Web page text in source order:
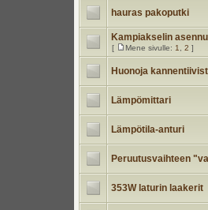
hauras pakoputki
Kampiakselin
[ Mene sivulle: 1 ,2 ]
Huonoja
Lämpömittari
Lämpötila-anturi
Peruutusvaihteen
353W laturin laakerit